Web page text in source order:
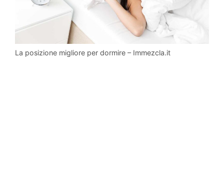
La posizione migliore per dormire – Immezcla.it